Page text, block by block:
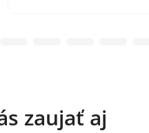
zaujať aj